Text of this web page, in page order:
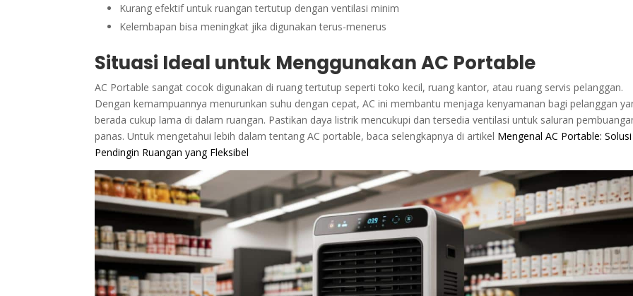
Kurang efektif untuk ruangan tertutup dengan ventilasi minim
Kelembapan bisa meningkat jika digunakan terus-menerus
Situasi Ideal untuk Menggunakan AC Portable
AC Portable sangat cocok digunakan di ruang tertutup seperti toko kecil, ruang kantor, atau ruang servis pelanggan.
Dengan kemampuannya menurunkan suhu dengan cepat, AC ini membantu menjaga kenyamanan bagi pelanggan
berada cukup lama di dalam ruangan. Pastikan daya listrik mencukupi dan tersedia ventilasi untuk saluran
panas. Untuk mengetahui lebih dalam tentang AC portable, baca selengkapnya di artikel Mengenal AC Portable: Solusi
Pendingin Ruangan yang Fleksibel